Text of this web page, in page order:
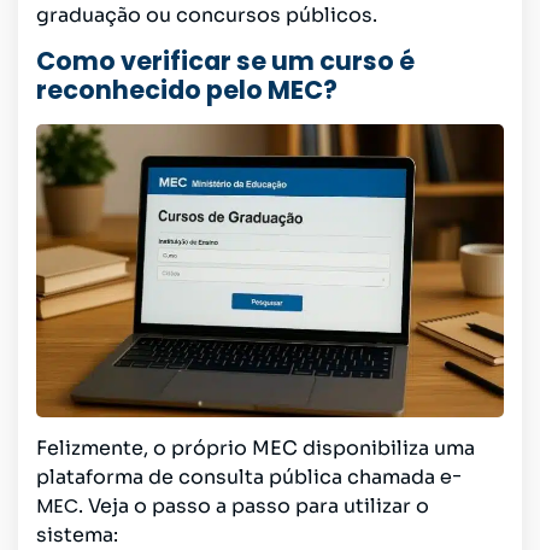
graduação ou concursos públicos.
Como verificar se um curso é
reconhecido pelo MEC?
Felizmente, o próprio MEC disponibiliza uma
plataforma de consulta pública chamada e-
MEC. Veja o passo a passo para utilizar o
sistema: